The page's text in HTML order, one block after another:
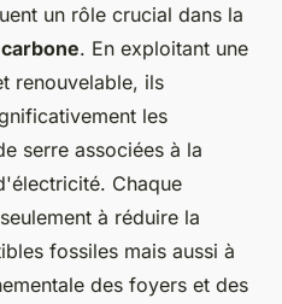
un rôle crucial dans la
. En exploitant une
renouvelable, ils
les
serre associées à la
Chaque
à réduire la
fossiles mais aussi à
des foyers et des